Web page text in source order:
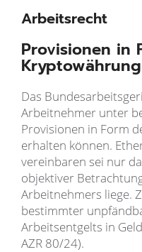
Arbeitsrecht
Provisionen in
Das
Arbeitnehmer unter
Provisionen in Form
erhalten können.
vereinbaren sei nur
objektiver
Arbeitnehmers liege.
bestimmter
Arbeitsentgelts in
AZR 80/24).